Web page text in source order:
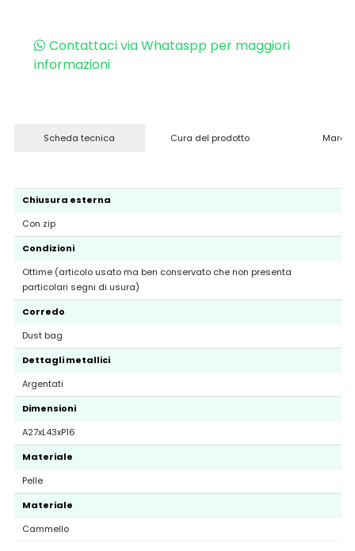
Contattaci via Whataspp per maggiori
informazioni
Scheda tecnica Cura del prodotto
Chiusura esterna
Con zip
Condizioni
Ottime (articolo usato ma ben conservato che non presenta
particolari segni di usura)
Corredo
Dust bag
Dettagli metallici
Argentati
Dimensioni
A27xL43xP16
Materiale
Pelle
Materiale
Cammello